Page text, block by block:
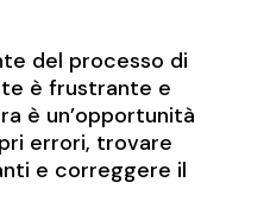
del processo di
è frustrante e
è un’opportunità
errori, trovare
e correggere il